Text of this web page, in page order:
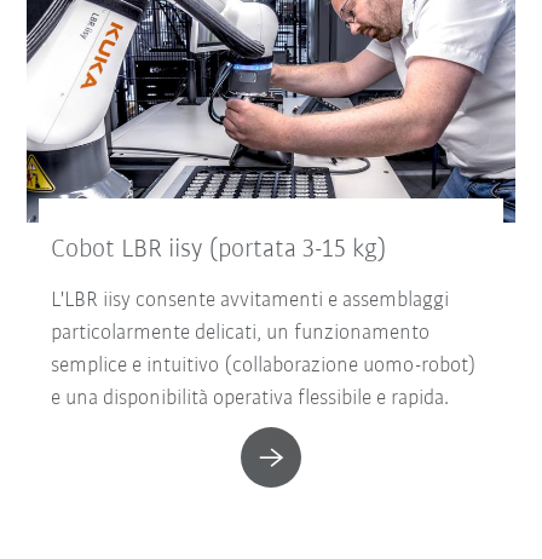
Cobot LBR iisy (portata 3-15 kg)
L'LBR iisy consente avvitamenti e assemblaggi
particolarmente delicati, un funzionamento
semplice e intuitivo (collaborazione uomo-robot)
e una disponibilità operativa flessibile e rapida.